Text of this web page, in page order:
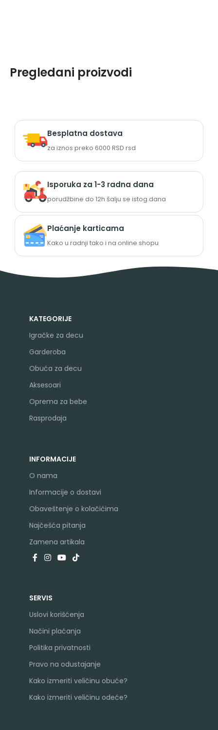
Pregledani proizvodi
Besplatna dostava
za iznos preko 6000 RSD rsd
Isporuka za 1-3 radna dana
porudžbine do 12h šalju se istog dana
Plaćanje karticama
Kako u radnji tako i na online shopu
KATEGORIJE
Igračke za decu
Garderoba
Obuća za decu
Aksesoari
Oprema za bebe
Rasprodaja
INFORMACIJE
O nama
Informacije o dostavi
Obaveštenje o kolačićima
Najčešća pitanja
Zamena artikala
SERVIS
Uslovi korišćenja
Načini plaćanja
Politika privatnosti
Pravo na odustajanje
Kako izmeriti veličinu obuće?
Kako izmeriti veličinu odeće?